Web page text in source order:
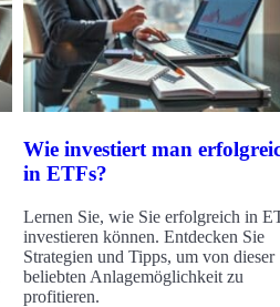
Wie investiert man
in ETFs?
Lernen Sie, wie Sie erfolgreich in
investieren können. Entdecken Sie
Strategien und Tipps, um von dieser
beliebten Anlagemöglichkeit zu
profitieren.